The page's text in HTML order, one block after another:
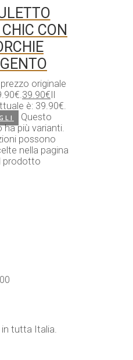
CON
prezzo originale
39.90€Il
è: 39.90€.
Questo
più varianti.
possono
nella pagina
prodotto
in tutta Italia.